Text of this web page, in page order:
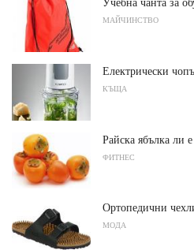
МАЙЧИНСТВО
Електрически
КЪЩА
Райска ябълка ли
ФИТНЕС
Ортопедични
МОДА